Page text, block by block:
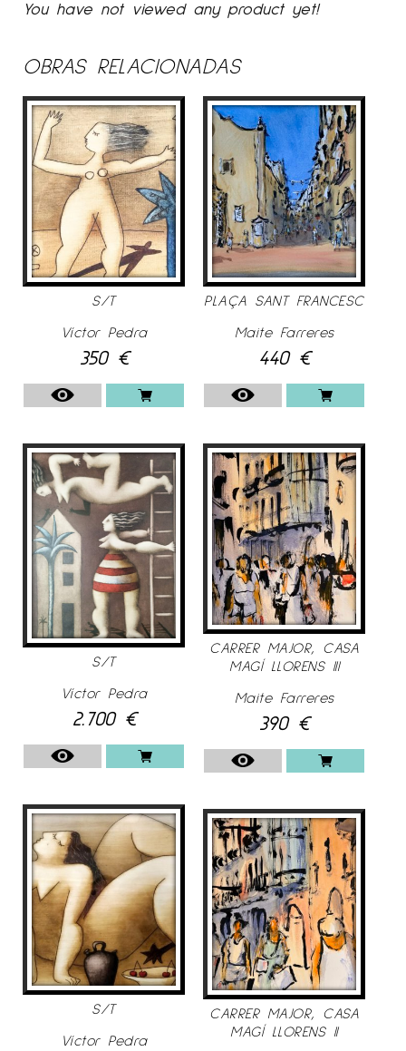
You have not viewed any product yet!
OBRAS RELACIONADAS
S/T
Víctor Pedra
350 €
S/T
Víctor Pedra
2.700 €
S/T
Víctor Pedra
PLAÇA SANT FRANCESC
Maite Farreres
440 €
CARRER MAJOR, CASA
MAGÍ LLORENS III
Maite Farreres
390 €
CARRER MAJOR, CASA
MAGÍ LLORENS II